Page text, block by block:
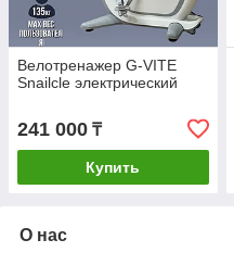
Велотренажер G-VITE
Snailcle электрический
241 000 ₸
Купить
О нас